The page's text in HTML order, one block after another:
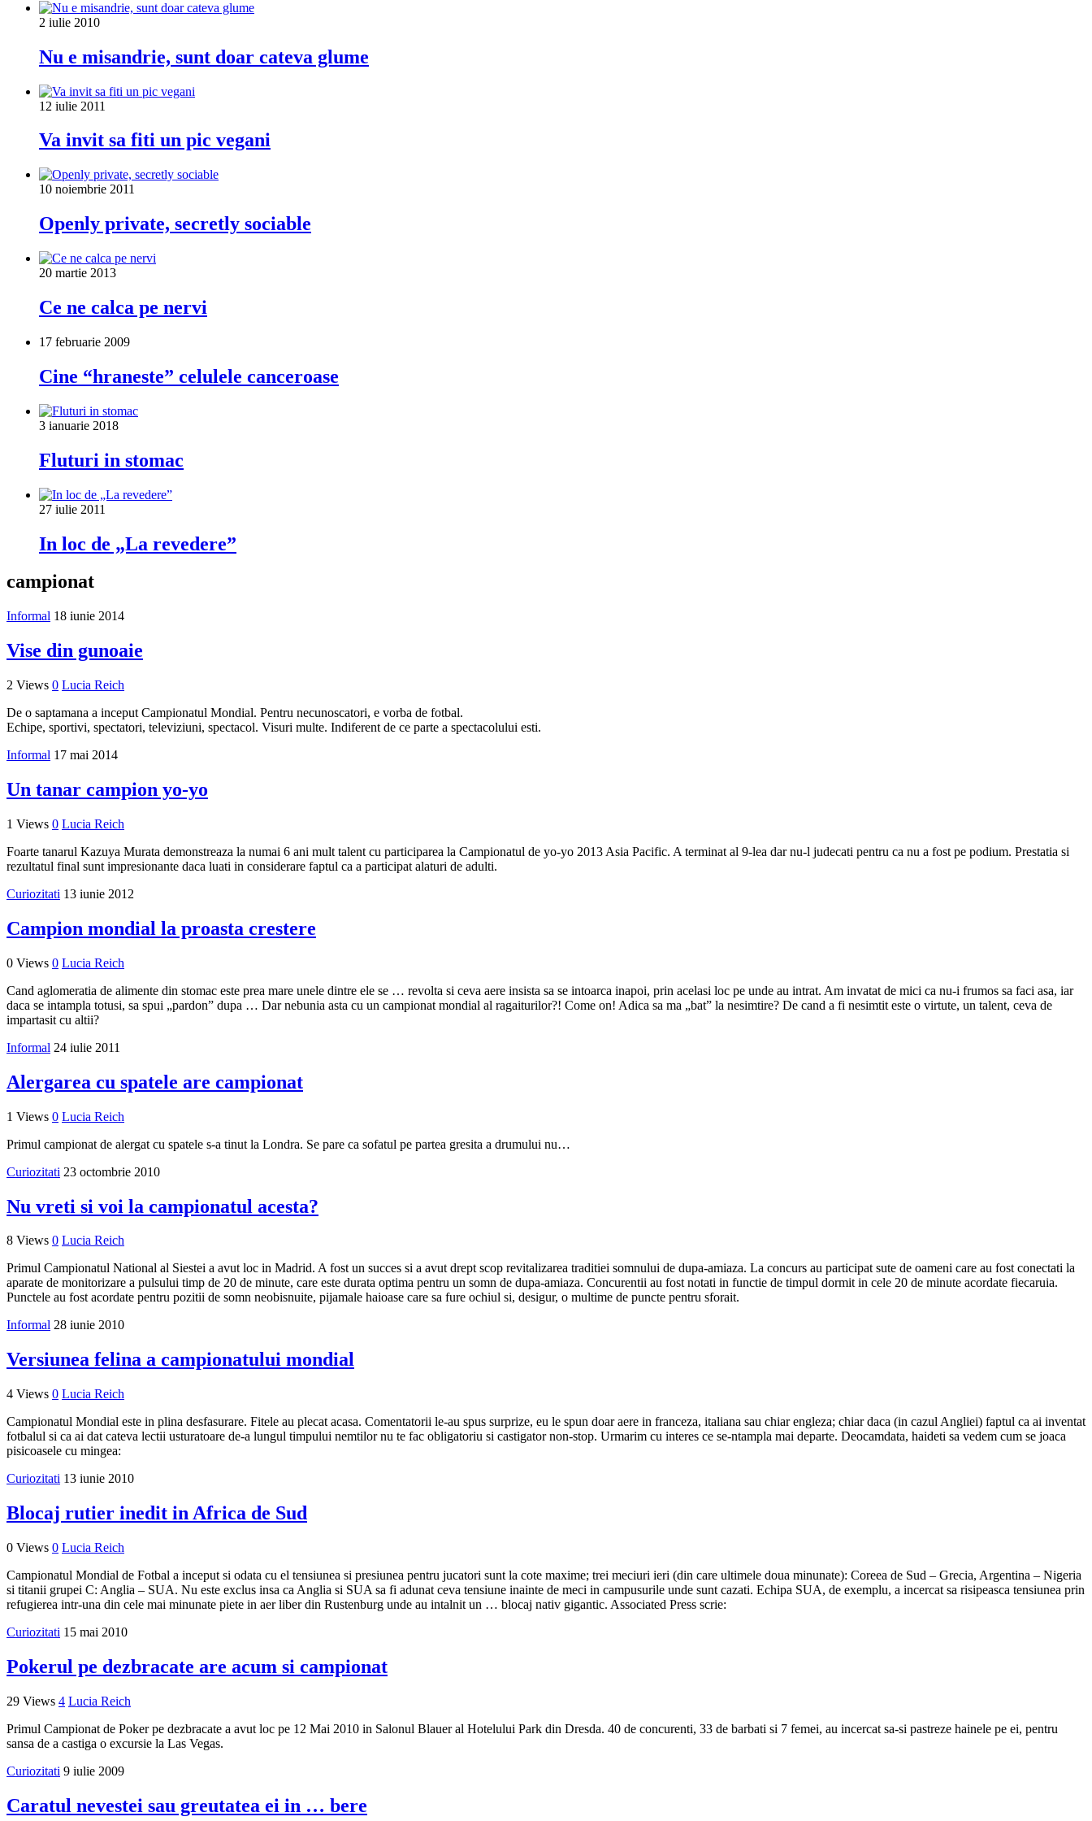
2 iulie 2010
Nu e misandrie, sunt doar cateva glume
12 iulie 2011
Va invit sa fiti un pic vegani
10 noiembrie 2011
Openly private, secretly sociable
20 martie 2013
Ce ne calca pe nervi
17 februarie 2009
Cine “hraneste” celulele canceroase
3 ianuarie 2018
Fluturi in stomac
27 iulie 2011
In loc de „La revedere”
campionat
Informal 18 iunie 2014
Vise din gunoaie
2 Views 0 Lucia Reich
De o saptamana a inceput Campionatul Mondial. Pentru necunoscatori, e vorba de fotbal.
Echipe, sportivi, spectatori, televiziuni, spectacol. Visuri multe. Indiferent de ce parte a spectacolului esti.
Informal 17 mai 2014
Un tanar campion yo-yo
1 Views 0 Lucia Reich
Foarte tanarul Kazuya Murata demonstreaza la numai 6 ani mult talent cu participarea la Campionatul de yo-yo 2013 Asia Pacific. A terminat al 9-lea dar nu-l judecati pentru ca nu a fost pe podium. Prestatia si
rezultatul final sunt impresionante daca luati in considerare faptul ca a participat alaturi de adulti.
Curiozitati 13 iunie 2012
Campion mondial la proasta crestere
0 Views 0 Lucia Reich
Cand aglomeratia de alimente din stomac este prea mare unele dintre ele se … revolta si ceva aere insista sa se intoarca inapoi, prin acelasi loc pe unde au intrat. Am invatat de mici ca nu-i frumos sa faci asa, iar
daca se intampla totusi, sa spui „pardon” dupa … Dar nebunia asta cu un campionat mondial al ragaiturilor?! Come on! Adica sa ma „bat” la nesimtire? De cand a fi nesimtit este o virtute, un talent, ceva de
impartasit cu altii?
Informal 24 iulie 2011
Alergarea cu spatele are campionat
1 Views 0 Lucia Reich
Primul campionat de alergat cu spatele s-a tinut la Londra. Se pare ca sofatul pe partea gresita a drumului nu…
Curiozitati 23 octombrie 2010
Nu vreti si voi la campionatul acesta?
8 Views 0 Lucia Reich
Primul Campionatul National al Siestei a avut loc in Madrid. A fost un succes si a avut drept scop revitalizarea traditiei somnului de dupa-amiaza. La concurs au participat sute de oameni care au fost conectati la
aparate de monitorizare a pulsului timp de 20 de minute, care este durata optima pentru un somn de dupa-amiaza. Concurentii au fost notati in functie de timpul dormit in cele 20 de minute acordate fiecaruia.
Punctele au fost acordate pentru pozitii de somn neobisnuite, pijamale haioase care sa fure ochiul si, desigur, o multime de puncte pentru sforait.
Informal 28 iunie 2010
Versiunea felina a campionatului mondial
4 Views 0 Lucia Reich
Campionatul Mondial este in plina desfasurare. Fitele au plecat acasa. Comentatorii le-au spus surprize, eu le spun doar aere in franceza, italiana sau chiar engleza; chiar daca (in cazul Angliei) faptul ca ai inventat
fotbalul si ca ai dat cateva lectii usturatoare de-a lungul timpului nemtilor nu te fac obligatoriu si castigator non-stop. Urmarim cu interes ce se-ntampla mai departe. Deocamdata, haideti sa vedem cum se joaca
pisicoasele cu mingea:
Curiozitati 13 iunie 2010
Blocaj rutier inedit in Africa de Sud
0 Views 0 Lucia Reich
Campionatul Mondial de Fotbal a inceput si odata cu el tensiunea si presiunea pentru jucatori sunt la cote maxime; trei meciuri ieri (din care ultimele doua minunate): Coreea de Sud – Grecia, Argentina – Nigeria
si titanii grupei C: Anglia – SUA. Nu este exclus insa ca Anglia si SUA sa fi adunat ceva tensiune inainte de meci in campusurile unde sunt cazati. Echipa SUA, de exemplu, a incercat sa risipeasca tensiunea prin
refugierea intr-una din cele mai minunate piete in aer liber din Rustenburg unde au intalnit un … blocaj nativ gigantic. Associated Press scrie:
Curiozitati 15 mai 2010
Pokerul pe dezbracate are acum si campionat
29 Views 4 Lucia Reich
Primul Campionat de Poker pe dezbracate a avut loc pe 12 Mai 2010 in Salonul Blauer al Hotelului Park din Dresda. 40 de concurenti, 33 de barbati si 7 femei, au incercat sa-si pastreze hainele pe ei, pentru
sansa de a castiga o excursie la Las Vegas.
Curiozitati 9 iulie 2009
Caratul nevestei sau greutatea ei in … bere